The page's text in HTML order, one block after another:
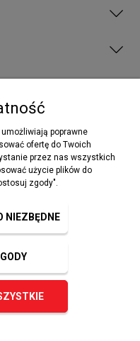
otrzymywać
poprawne
ofertę do Twoich
przez nas wszystkich
użycie plików do
zgody".
NIEZBĘDNE